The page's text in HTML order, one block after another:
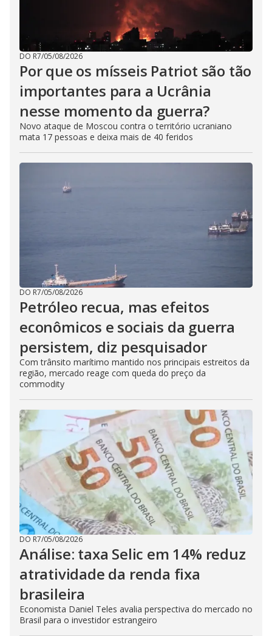
DO R7/05/08/2026
Por que os mísseis Patriot são tão
importantes para a Ucrânia
nesse momento da guerra?
Novo ataque de Moscou contra o território ucraniano
mata 17 pessoas e deixa mais de 40 feridos
DO R7/05/08/2026
Petróleo recua, mas efeitos
econômicos e sociais da guerra
persistem, diz pesquisador
Com trânsito marítimo mantido nos principais estreitos da
região, mercado reage com queda do preço da
commodity
DO R7/05/08/2026
Análise: taxa Selic em 14% reduz
atratividade da renda fixa
brasileira
Economista Daniel Teles avalia perspectiva do mercado no
Brasil para o investidor estrangeiro